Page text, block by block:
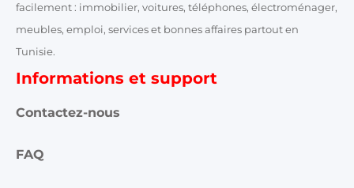
facilement : immobilier, voitures, téléphones, électroménager,
meubles, emploi, services et bonnes affaires partout en
Tunisie.
Informations et support
Contactez-nous
FAQ